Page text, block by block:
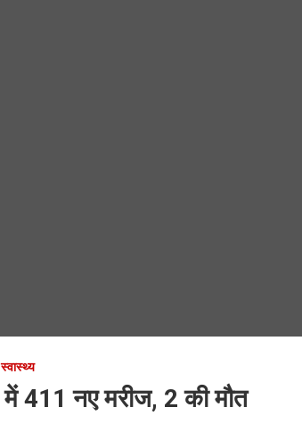
में 411 नए मरीज, 2 की मौत